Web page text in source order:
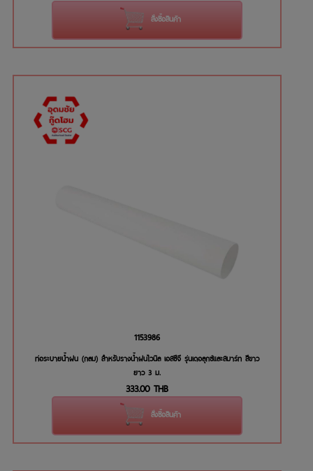
สั่งซื้อสินค้า
1153986
ท่อระบายน้ำฝน (กลม) สำหรับรางน้ำฝนไวนิล เอสซีจี รุ่นเดอลุกซ์และสมาร์ท สีขาว
ยาว 3 ม.
333.00 THB
สั่งซื้อสินค้า